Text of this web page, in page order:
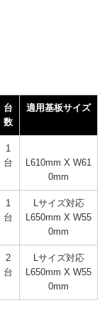
台
数
適用基板サイズ
1
台
L610mm X W61
0mm
1
台
Lサイズ対応
L650mm X W55
0mm
2
台
Lサイズ対応
L650mm X W55
0mm